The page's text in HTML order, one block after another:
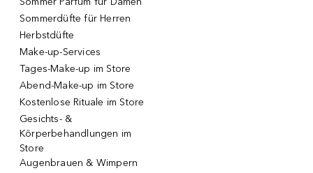
Sommerdüfte für Herren
Herbstdüfte
Make-up-Services
Tages-Make-up im Store
Abend-Make-up im Store
Kostenlose Rituale im Store
Gesichts- &
Körperbehandlungen im
Store
Augenbrauen & Wimpern